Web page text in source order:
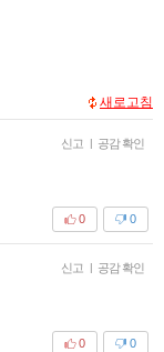
새로고침
신고 | 공감 확인
0
0
신고 | 공감 확인
0
0